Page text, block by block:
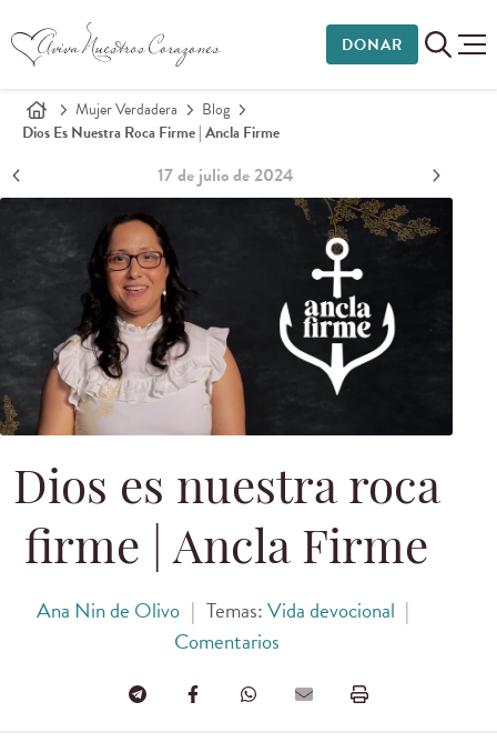
DONAR
Mujer Verdadera
Blog
Dios Es Nuestra Roca Firme | Ancla Firme
17 de julio de 2024
Dios es nuestra roca
firme | Ancla Firme
Ana Nin de Olivo | Temas:Vida devocional |
Comentarios